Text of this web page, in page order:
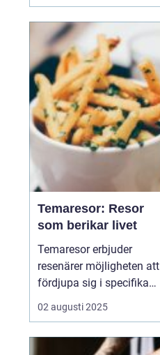
naturskönhet och
modern komfort,
erbjuder denna ö en
perfek...
Temaresor: Resor
som berikar livet
Temaresor erbjuder
resenärer möjligheten att
fördjupa sig i specifika
intressen eller hobbyer,
vilket gör resan mer
berikande. Temaresor
02 augusti 2025